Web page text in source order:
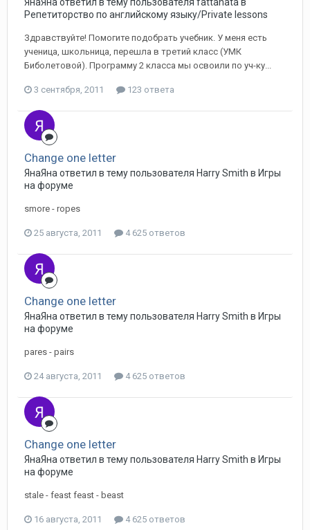
Репетиторство по английскому языку/Private lessons
Здравствуйте! Помогите подобрать учебник. У меня есть
ученица, школьница, перешла в третий класс (УМК
Биболетовой). Программу 2 класса мы освоили по уч-ку...
3 сентября, 2011 123 ответа
Change one letter
ЯнаЯна ответил в тему пользователя Harry Smith в Игры
на форуме
smore - ropes
25 августа, 2011 4 625 ответов
Change one letter
ЯнаЯна ответил в тему пользователя Harry Smith в Игры
на форуме
pares - pairs
24 августа, 2011 4 625 ответов
Change one letter
ЯнаЯна ответил в тему пользователя Harry Smith в Игры
на форуме
stale - feast feast - beast
16 августа, 2011 4 625 ответов